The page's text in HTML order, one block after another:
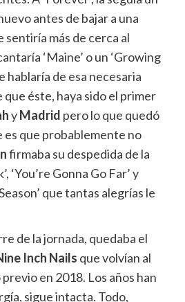
antes de bajar a una
sentiría más de cerca al
‘Maine’ o un ‘Growing
hablaría de esa necesaria
que éste, haya sido el primer
yMadrid pero lo que quedó
es que probablemente no
firmaba su despedida de la
‘You’re Gonna Go Far’ y
que tantas alegrías le
de la jornada, quedaba el
Inch Nails que volvían al
en 2018. Los años han
sigue intacta. Todo,